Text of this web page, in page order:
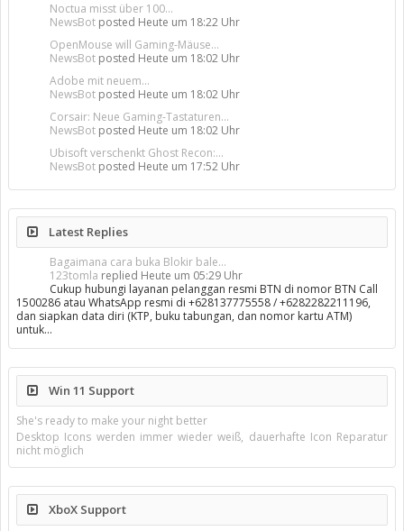
Noctua misst über 100...
NewsBot posted Heute um 18:22 Uhr
OpenMouse will Gaming-Mäuse...
NewsBot posted Heute um 18:02 Uhr
Adobe mit neuem...
NewsBot posted Heute um 18:02 Uhr
Corsair: Neue Gaming-Tastaturen...
NewsBot posted Heute um 18:02 Uhr
Ubisoft verschenkt Ghost Recon:...
NewsBot posted Heute um 17:52 Uhr
Latest Replies
Bagaimana cara buka Blokir bale...
123tomla replied Heute um 05:29 Uhr
Cukup hubungi layanan pelanggan resmi BTN di nomor BTN Call
1500286 atau WhatsApp resmi di +628137775558 / +6282282211196,
dan siapkan data diri (KTP, buku tabungan, dan nomor kartu ATM)
untuk…
Win 11 Support
She's ready to make your night better
Desktop Icons werden immer wieder weiß, dauerhafte Icon Reparatur
nicht möglich
XboX Support